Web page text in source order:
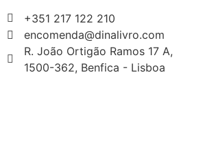
+351 217 122 210
encomenda@dinalivro.com
R. João Ortigão Ramos 17 A,
1500-362, Benfica - Lisboa